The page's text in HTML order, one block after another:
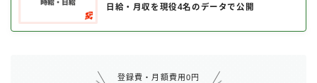
日給・月収を現役4名のデータで公開
登録費・月額費用0円